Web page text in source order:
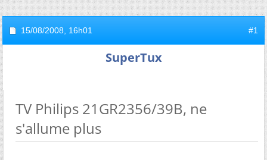
15/08/2008, 16h01 #1
SuperTux
TV Philips 21GR2356/39B, ne
s'allume plus